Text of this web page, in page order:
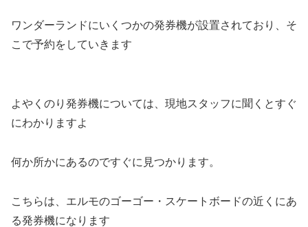
ワンダーランドにいくつかの発券機が設置されており、そ
こで予約をしていきます
よやくのり発券機については、現地スタッフに聞くとすぐ
にわかりますよ
何か所かにあるのですぐに見つかります。
こちらは、エルモのゴーゴー・スケートボードの近くにあ
る発券機になります